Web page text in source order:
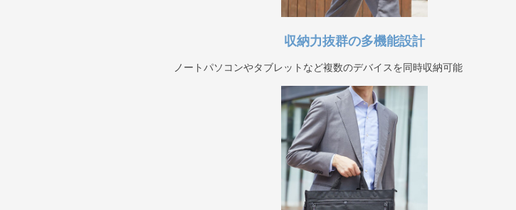
収納力抜群の多機能設計
ノートパソコンやタブレットなど複数のデバイスを同時収納可能